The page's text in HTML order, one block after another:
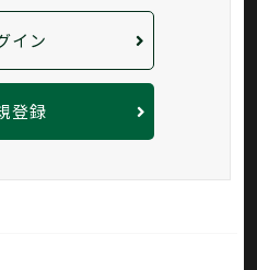
イン
登録